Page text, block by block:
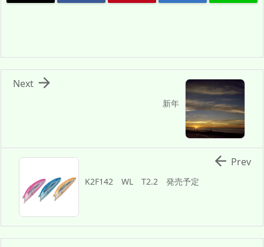
新年

Next
K2F142 WL T2.2 発売予定
 Prev